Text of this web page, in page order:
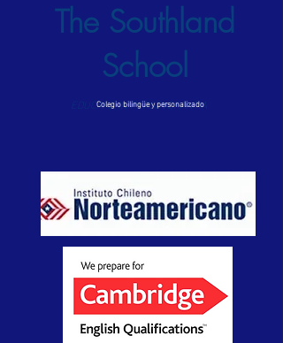
The Southland
School
EDUCARE IN PERSEVERANTIA
Colegio bilingüe y personalizado